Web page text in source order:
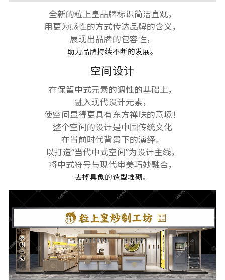
全新的粒上皇品牌标识简洁直观，
用更为感性的方式传达品牌的含义，
展现出品牌的包容性，
助力品牌持续不断的发展。
空间设计
在保留中式元素的调性的基础上，
融入现代设计元素，
使空间显得更具有东方禅味的意境！
整个空间的设计是中国传统文化
在当前时代背景下的演绎。
以打造“当代中式空间”为设计主线，
将中式符号与现代审美巧妙融合，
去掉具象的造型堆砌。